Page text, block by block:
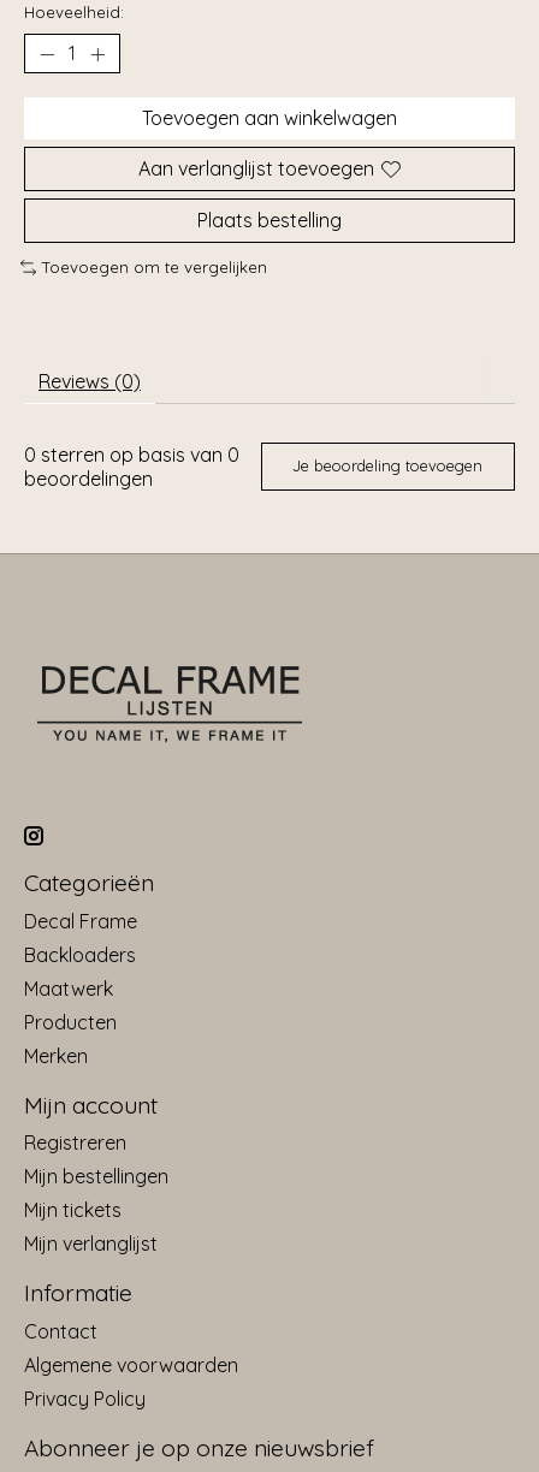
Hoeveelheid:
Toevoegen aan winkelwagen
Aan verlanglijst toevoegen
Plaats bestelling
Toevoegen om te vergelijken
Reviews (0)
0 sterren op basis van 0
beoordelingen
Je beoordeling toevoegen
Categorieën
Decal Frame
Backloaders
Maatwerk
Producten
Merken
Mijn account
Registreren
Mijn bestellingen
Mijn tickets
Mijn verlanglijst
Informatie
Contact
Algemene voorwaarden
Privacy Policy
Abonneer je op onze nieuwsbrief